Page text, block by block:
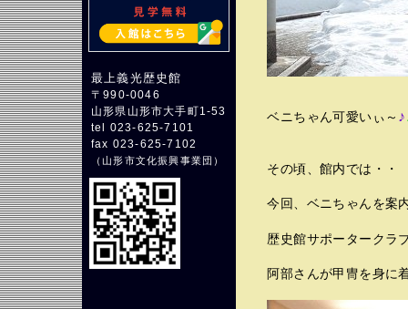
最上義光歴史館
〒990-0046
山形県山形市大手町1-53
tel 023-625-7101
fax 023-625-7102
（山形市文化振興事業団 ）
ベニちゃん可愛いぃ～ ♪
その頃、館内では・・
今回、ベニちゃんを案
歴史館サポータークラ
阿部さんが甲冑を身に